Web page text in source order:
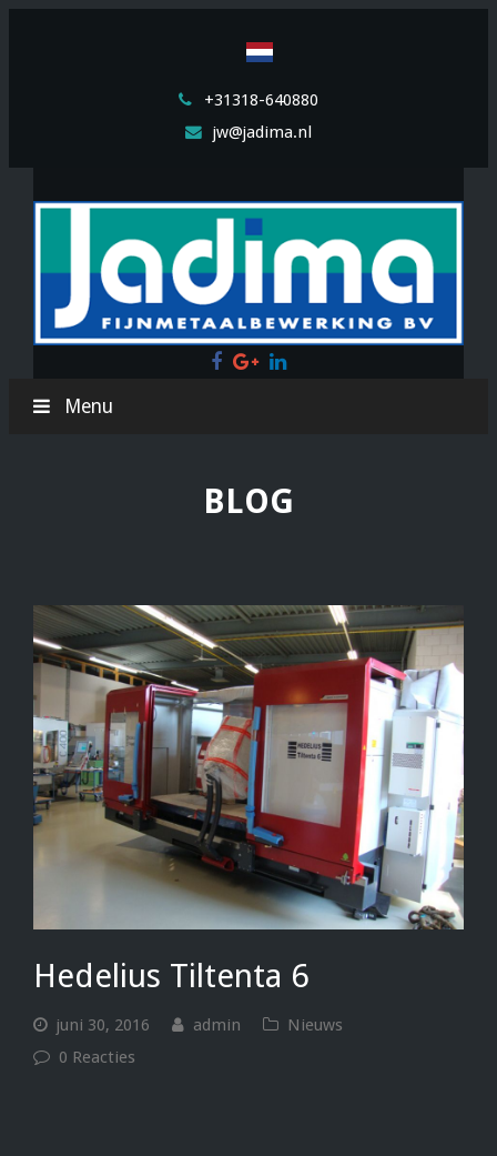
+31318-640880
jw@jadima.nl
Facebook
GoogleLinkedIn
Menu
BLOG
Hedelius Tiltenta 6
juni 30, 2016 admin
Nieuws
0 Reacties